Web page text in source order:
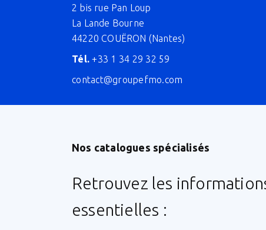
2 bis rue Pan Loup
La Lande Bourne
44220 COUËRON (Nantes)
Tél. +33 1 34 29 32 59
contact@groupefmo.com
Nos catalogues spécialisés
Retrouvez les
essentielles :